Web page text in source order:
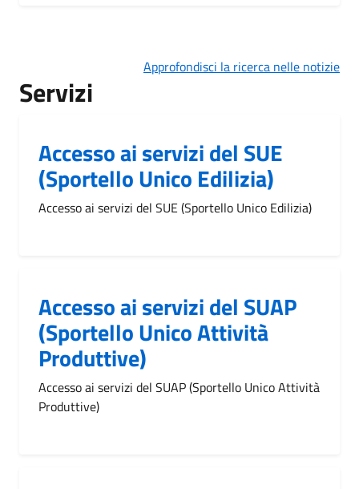
Approfondisci la ricerca nelle notizie
Servizi
Accesso ai servizi del SUE
(Sportello Unico Edilizia)
Accesso ai servizi del SUE (Sportello Unico Edilizia)
Accesso ai servizi del SUAP
(Sportello Unico Attività
Produttive)
Accesso ai servizi del SUAP (Sportello Unico Attività
Produttive)